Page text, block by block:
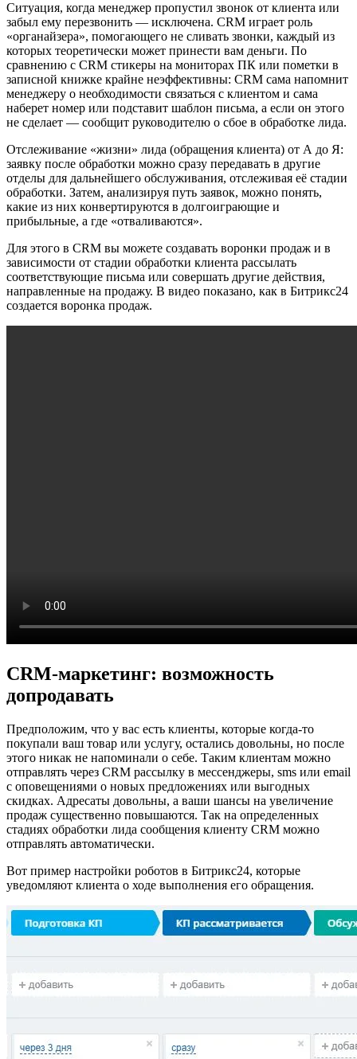
Ситуация, когда менеджер пропустил звонок от клиента или
забыл ему перезвонить — исключена. CRM играет роль
«органайзера», помогающего не сливать звонки, каждый из
которых теоретически может принести вам деньги. По
сравнению с CRM стикеры на мониторах ПК или пометки в
записной книжке крайне неэффективны: CRM сама напомнит
менеджеру о необходимости связаться с клиентом и сама
наберет номер или подставит шаблон письма, а если он этого
не сделает — сообщит руководителю о сбое в обработке лида.
Отслеживание «жизни» лида (обращения клиента) от А до Я:
заявку после обработки можно сразу передавать в другие
отделы для дальнейшего обслуживания, отслеживая её стадии
обработки. Затем, анализируя путь заявок, можно понять,
какие из них конвертируются в долгоиграющие и
прибыльные, а где «отваливаются».
Для этого в CRM вы можете создавать воронки продаж и в
зависимости от стадии обработки клиента рассылать
соответствующие письма или совершать другие действия,
направленные на продажу. В видео показано, как в Битрикс24
создается воронка продаж.
CRM-маркетинг: возможность
допродавать
Предположим, что у вас есть клиенты, которые когда-то
покупали ваш товар или услугу, остались довольны, но после
этого никак не напоминали о себе. Таким клиентам можно
отправлять через CRM рассылку в мессенджеры, sms или email
с оповещениями о новых предложениях или выгодных
скидках. Адресаты довольны, а ваши шансы на увеличение
продаж существенно повышаются. Так на определенных
стадиях обработки лида сообщения клиенту CRM можно
отправлять автоматически.
Вот пример настройки роботов в Битрикс24, которые
уведомляют клиента о ходе выполнения его обращения.